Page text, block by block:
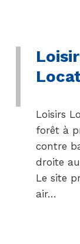
Loisirs
forêt à
contre
droite
Le site
air…